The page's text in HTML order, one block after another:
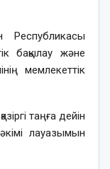
бақылау және
мемлекеттік
таңға дейін
лауазымын